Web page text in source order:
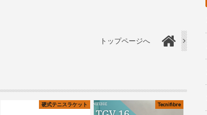
トップページへ
硬式テニスラケット Tecnifibre